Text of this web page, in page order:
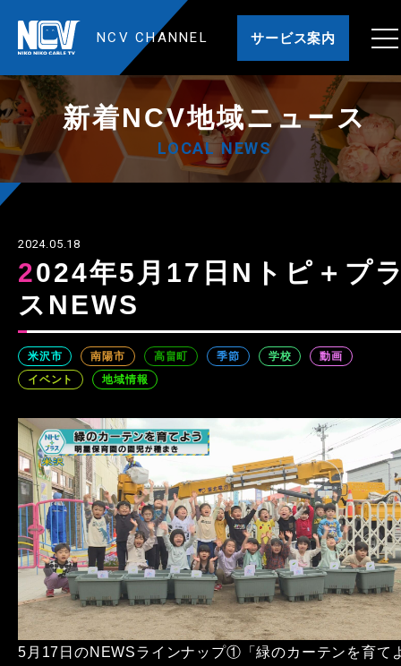
NCV CHANNEL サービス案内
新着NCV地域ニュース
LOCAL NEWS
2024.05.18
2024年5月17日Nトピ＋プラ
スNEWS
米沢市 南陽市 高畠町 季節 学校
動画
イベント
地域情報
5月17日のNEWSラインナップ①「緑のカーテンを育て